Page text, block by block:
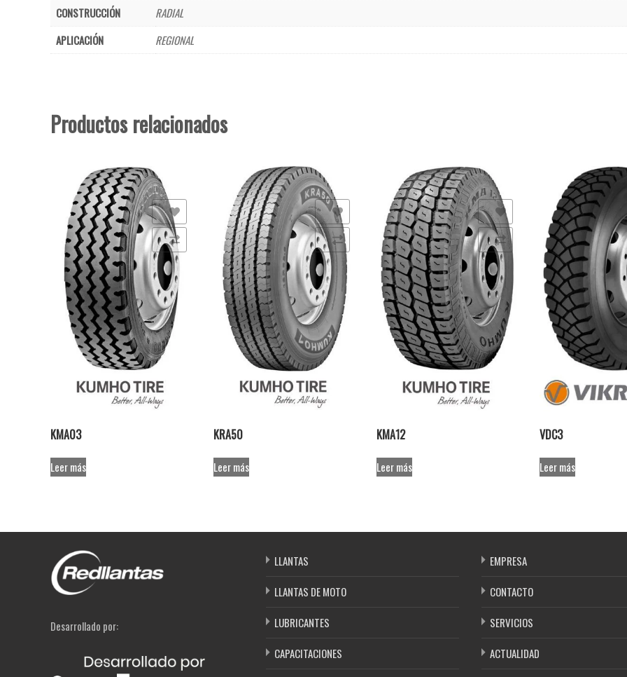
CONSTRUCCIÓN
RADIAL
APLICACIÓN
REGIONAL
Productos relacionados
KMA03
Leer más
Comparar
Añadir a la lista de deseos
KRA50
Leer más
Comparar
Añadir a la lista de deseos
KMA12
Leer más
Comparar
Añadir a la lista de deseos
VDC3
Leer más
Comparar
Añadir a la lista de
Desarrollado por:
LLANTAS
LLANTAS DE MOTO
LUBRICANTES
CAPACITACIONES
EMPRESA
CONTACTO
SERVICIOS
ACTUALIDAD